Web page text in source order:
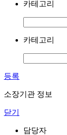
카테고리
카테고리
등록
소장기관 정보
닫기
담당자